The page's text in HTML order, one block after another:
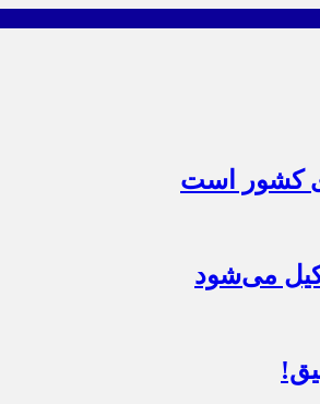
کشور است
می‌شود